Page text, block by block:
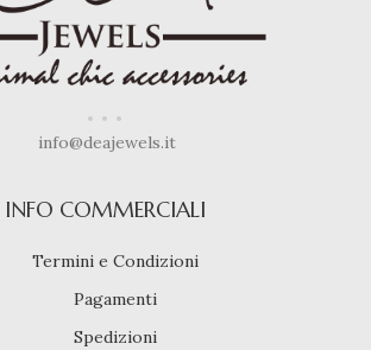
info@deajewels.it
INFO COMMERCIALI
Termini e Condizioni
Pagamenti
Spedizioni